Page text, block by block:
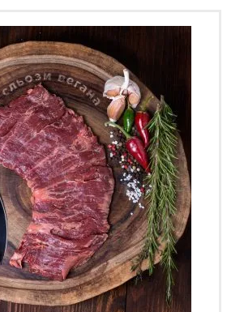
можна
на
сторінці
товару